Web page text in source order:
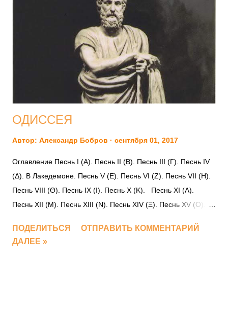
ОДИССЕЯ
Автор: Александр Бобров сентября 01, 2017
Оглавление Песнь I (Α). Песнь II (Β). Песнь III (Γ). Песнь IV
(Δ). В Лакедемоне. Песнь V (Ε). Песнь VI (Ζ). Песнь VII (Η).
Песнь VIII (Θ). Песнь IX (Ι). Песнь X (Κ). Песнь XI (Λ).
Песнь XII (Μ). Песнь XIII (Ν). Песнь XIV (Ξ). Песнь XV (Ο).
Песнь XX (Υ). Песнь XXI (Φ). Песнь XXII (Χ). Песнь XXIII (Ψ).
Песнь XXIV (Ω). И. В. Феленковская. Словарь
ПОДЕЛИТЬСЯ
ОТПРАВИТЬ КОММЕНТАРИЙ
ДАЛЕЕ »